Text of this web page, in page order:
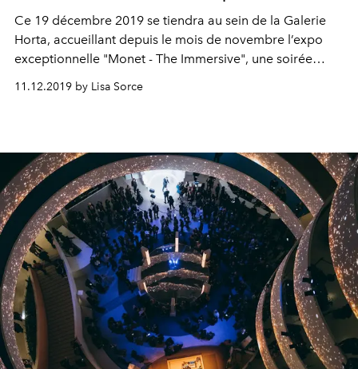
Ce 19 décembre 2019 se tiendra au sein de la Galerie
Horta, accueillant depuis le mois de novembre l’expo
exceptionnelle "Monet - The Immersive", une soirée
en matière de soirées bruxelloises.
11.12.2019 by Lisa Sorce